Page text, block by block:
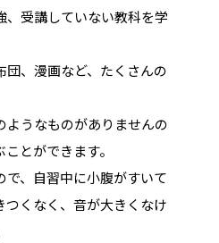
、受講していない教科を学
団、漫画など、たくさんの
ようなものがありませんの
とができます。
で、自習中に小腹がすいて
つくなく、音が大きくなけ